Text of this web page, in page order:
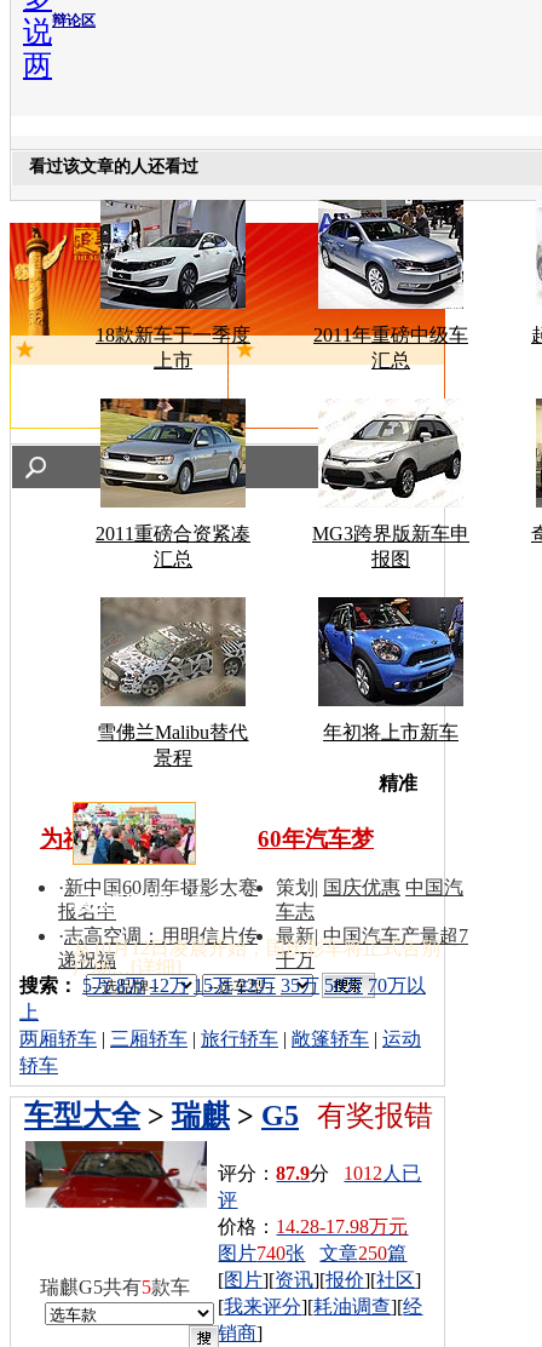
辩论区
说
两
看过该文章的人还看过
18款新车于一季度
上市
2011年重磅中级车
汇总
2011重磅合资紧凑
汇总
MG3跨界版新车申
报图
雪佛兰Malibu替代
景程
年初将上市新车
国庆彩车撤离天安门
从10月12日凌晨开始，国庆彩车将正式告别
广场…[详细 ]
为祖国同喝彩
·新中国60周年摄影大赛
报名中
·志高空调：用明信片传
递祝福
60年汽车梦
策划 | 国庆优惠 中国汽
车志
最新|中国汽车产量超7
千万
车型搜
索：
精准
搜索： 5万 8万 12万 15万 22万 35万 50万 70万以
上
两厢轿车 | 三厢轿车 | 旅行轿车 | 敞篷轿车 | 运动
轿车
有奖报错
车型大全>瑞麒 > G5
评分：87.9分 1012 人已
评
价格： 14.28-17.98万元
图片740张 文章250篇
[图片][资讯][报价][社区]
[我来评分][耗油调查][经
销商]
瑞麒G5共有5款车